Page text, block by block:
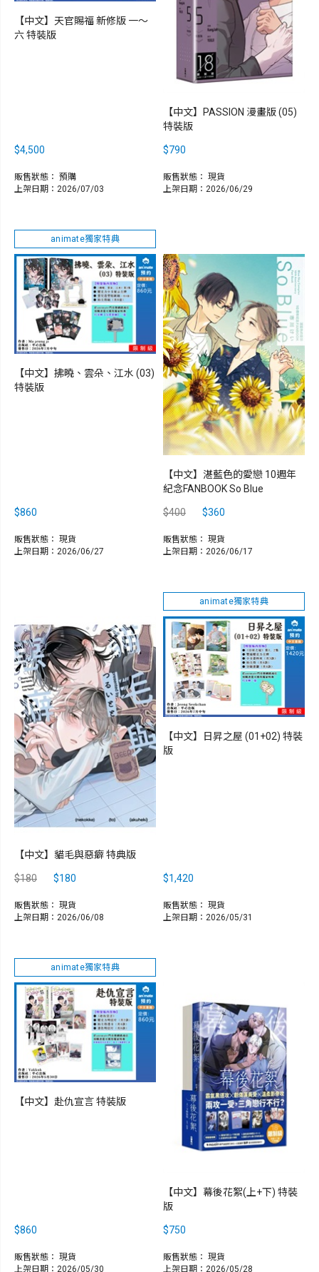
【中文】天官賜福 新修版 一～
六 特裝版
$4,500
販售狀態： 預購
上架日期：2026/07/03
【中文】PASSION 漫畫版 (05)
特裝版
$790
販售狀態： 現貨
上架日期：2026/06/29
animate獨家特典
【中文】拂曉、雲朵、江水 (03)
特裝版
$860
販售狀態： 現貨
上架日期：2026/06/27
【中文】湛藍色的愛戀 10週年
紀念FANBOOK So Blue
$400 $360
販售狀態： 現貨
上架日期：2026/06/17
【中文】貓毛與惡癖 特典版
$180 $180
販售狀態： 現貨
上架日期：2026/06/08
animate獨家特典
【中文】日昇之屋 (01+02) 特裝
版
$1,420
販售狀態： 現貨
上架日期：2026/05/31
animate獨家特典
【中文】赴仇宣言 特裝版
$860
販售狀態： 現貨
上架日期：2026/05/30
【中文】幕後花絮(上+下) 特裝
版
$750
販售狀態： 現貨
上架日期：2026/05/28